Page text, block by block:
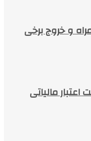
و خروج برخی
مالیاتی